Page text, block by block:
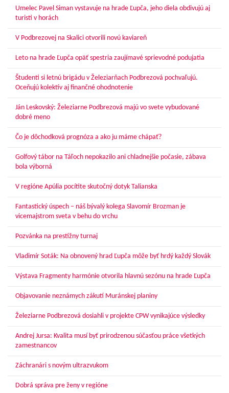
Umelec Pavel Siman vystavuje na hrade Ľupča, jeho diela obdivujú aj
turisti v horách
V Podbrezovej na Skalici otvorili novú kaviareň
Leto na hrade Ľupča opäť spestria zaujímavé sprievodné podujatia
Študenti si letnú brigádu v Železiarňach Podbrezová pochvaľujú.
Oceňujú kolektív aj finančné ohodnotenie
Ján Leskovský: Železiarne Podbrezová majú vo svete vybudované
dobré meno
Čo je dôchodková prognóza a ako ju máme chápať?
Golfový tábor na Táľoch nepokazilo ani chladnejšie počasie, zábava
bola výborná
V regióne Apúlia pocítite skutočný dotyk Talianska
Fantastický úspech – náš bývalý kolega Slavomír Brozman je
vicemajstrom sveta v behu do vrchu
Pozvánka na prestížny turnaj
Vladimír Soták: Na obnovený hrad Ľupča môže byť hrdý každý Slovák
Výstava Fragmenty harmónie otvorila hlavnú sezónu na hrade Ľupča
Objavovanie neznámych zákutí Muránskej planiny
Železiarne Podbrezová dosiahli v projekte CPW vynikajúce výsledky
Andrej Jursa: Kvalita musí byť prirodzenou súčasťou práce všetkých
zamestnancov
Záchranári s novým ultrazvukom
Dobrá správa pre ženy v regióne